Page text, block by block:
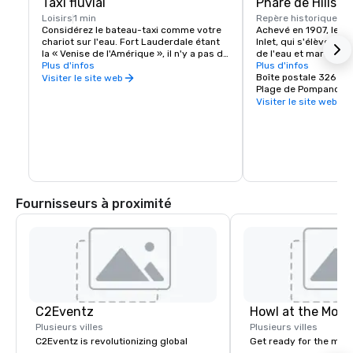
Taxi fluvial
Loisirs1 min
Considérez le bateau-taxi comme votre
chariot sur l'eau. Fort Lauderdale étant
la « Venise de l'Amérique », il n'y a pas de
meilleure façon de profiter de Venise que
de monter à bord d'un tramway.
Plus d'infos
Visiter le site web
Phare de
Repère historique
Achevé en 1907, le
Inlet, qui s'élève à
de l'eau et marque
récif de Floride,
comme les autres.
lampe de 5 500 000
lampe la plus
Plus d'infos
Boîte postale 326
Plage de Pompano,
Visiter le site web
Fournisseurs à proximité
C2Eventz
Plusieurs villes
C2Eventz is revolutionizing global
Howl at the Moon
Plusieurs villes
Get ready for the